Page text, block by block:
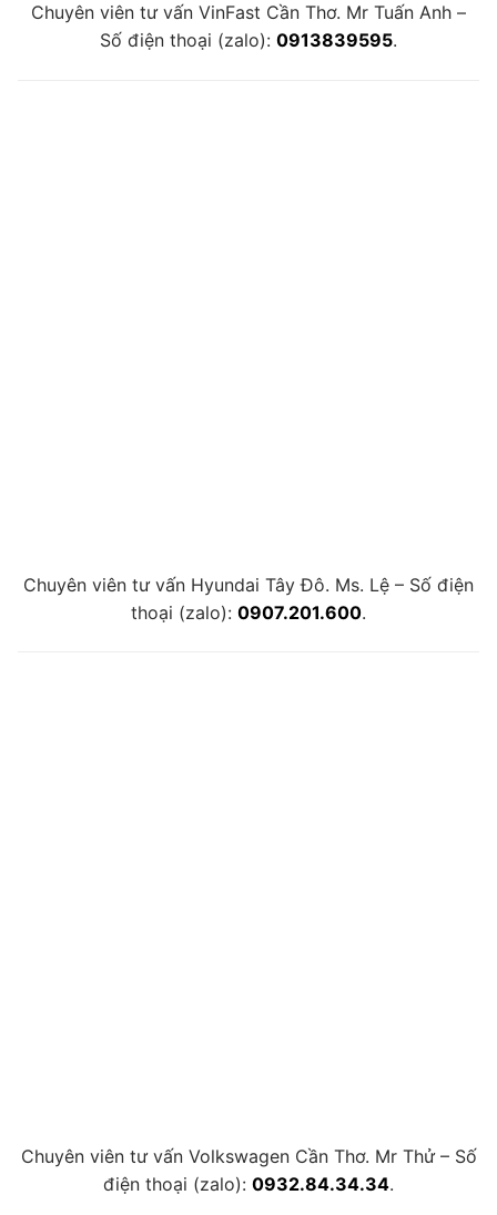
Chuyên viên tư vấn VinFast Cần Thơ. Mr Tuấn Anh –
Số điện thoại (zalo): 0913839595.
Chuyên viên tư vấn Hyundai Tây Đô. Ms. Lệ – Số điện
thoại (zalo): 0907.201.600.
Chuyên viên tư vấn Volkswagen Cần Thơ. Mr Thử – Số
điện thoại (zalo): 0932.84.34.34.